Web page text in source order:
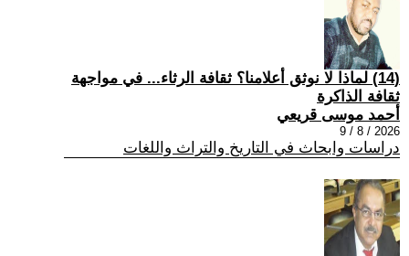
(14) لماذا لا نوثق أعلامنا؟ ثقافة الرثاء... في مواجهة
ثقافة الذاكرة
أحمد موسى قريعي
2026 / 8 / 9
دراسات وابحاث في التاريخ والتراث واللغات